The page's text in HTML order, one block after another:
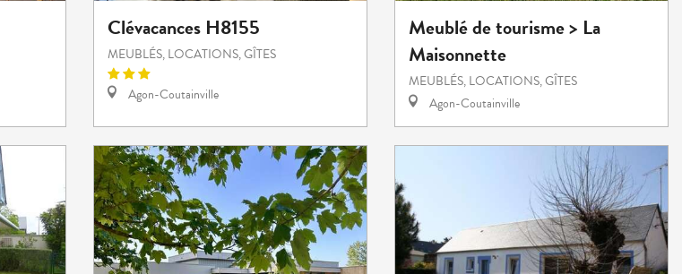
Clévacances H8155
MEUBLÉS, LOCATIONS, GÎTES
Agon-Coutainville
Meublé de tourisme > La
Maisonnette
MEUBLÉS, LOCATIONS, GÎTES
Agon-Coutainville